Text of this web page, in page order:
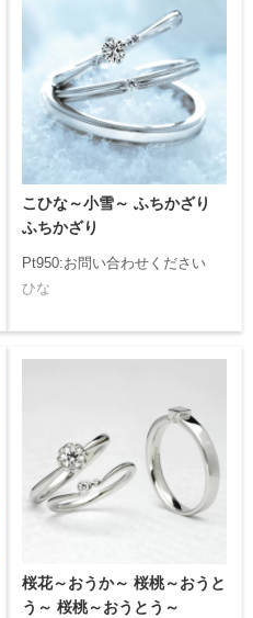
こひな～小雪～ ふちかざり
ふちかざり
Pt950:お問い合わせください
ひな
桜花～おうか～ 桜桃～おうと
う～ 桜桃～おうとう～